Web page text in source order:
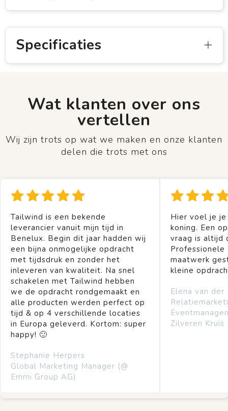
Specificaties
Wat klanten over ons
vertellen
Wij zijn trots op wat we maken en onze klanten
delen die trots met ons
Tailwind is een bekende
leverancier vanuit mijn tijd in
Benelux. Begin dit jaar hadden wij
een bijna onmogelijke opdracht
met tijdsdruk en zonder het
inleveren van kwaliteit. Na snel
schakelen met Tailwind hebben
we de opdracht rondgemaakt en
alle producten werden perfect op
tijd & op 4 verschillende locaties
in Europa geleverd. Kortom: super
happy! 🙂
Stephanie Herpers
Global Marketing Manager (@
Emmi Group AG)
Hier voel je
koning. Een
vraag is altijd
Professionele
maatwerk
kleine
Elena van der
Zilveren Kruis